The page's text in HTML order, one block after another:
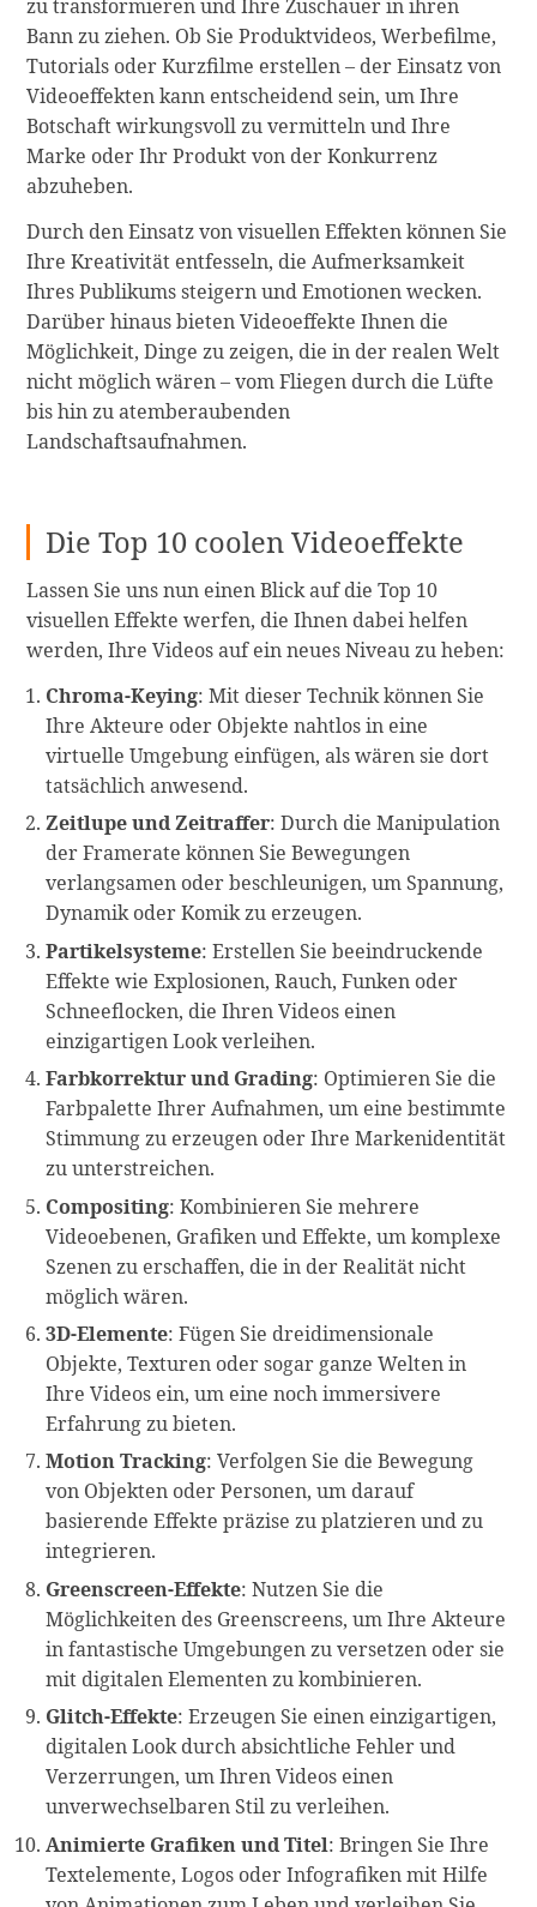
zu transformieren und Ihre Zuschauer in ihren
Bann zu ziehen. Ob Sie Produktvideos, Werbefilme,
Tutorials oder Kurzfilme erstellen – der Einsatz von
Videoeffekten kann entscheidend sein, um Ihre
Botschaft wirkungsvoll zu vermitteln und Ihre
Marke oder Ihr Produkt von der Konkurrenz
abzuheben.
Durch den Einsatz von visuellen Effekten können Sie
Ihre Kreativität entfesseln, die Aufmerksamkeit
Ihres Publikums steigern und Emotionen wecken.
Darüber hinaus bieten Videoeffekte Ihnen die
Möglichkeit, Dinge zu zeigen, die in der realen Welt
nicht möglich wären – vom Fliegen durch die Lüfte
bis hin zu atemberaubenden
Landschaftsaufnahmen.
Die Top 10 coolen Videoeffekte
Lassen Sie uns nun einen Blick auf die Top 10
visuellen Effekte werfen, die Ihnen dabei helfen
werden, Ihre Videos auf ein neues Niveau zu heben:
Chroma-Keying: Mit dieser Technik können Sie
Ihre Akteure oder Objekte nahtlos in eine
virtuelle Umgebung einfügen, als wären sie dort
tatsächlich anwesend.
Zeitlupe und Zeitraffer: Durch die Manipulation
der Framerate können Sie Bewegungen
verlangsamen oder beschleunigen, um Spannung,
Dynamik oder Komik zu erzeugen.
Partikelsysteme: Erstellen Sie beeindruckende
Effekte wie Explosionen, Rauch, Funken oder
Schneeflocken, die Ihren Videos einen
einzigartigen Look verleihen.
Farbkorrektur und Grading: Optimieren Sie die
Farbpalette Ihrer Aufnahmen, um eine bestimmte
Stimmung zu erzeugen oder Ihre Markenidentität
zu unterstreichen.
Compositing: Kombinieren Sie mehrere
Videoebenen, Grafiken und Effekte, um komplexe
Szenen zu erschaffen, die in der Realität nicht
möglich wären.
3D-Elemente: Fügen Sie dreidimensionale
Objekte, Texturen oder sogar ganze Welten in
Ihre Videos ein, um eine noch immersivere
Erfahrung zu bieten.
Motion Tracking: Verfolgen Sie die Bewegung
von Objekten oder Personen, um darauf
basierende Effekte präzise zu platzieren und zu
integrieren.
Greenscreen-Effekte: Nutzen Sie die
Möglichkeiten des Greenscreens, um Ihre Akteure
in fantastische Umgebungen zu versetzen oder sie
mit digitalen Elementen zu kombinieren.
Glitch-Effekte: Erzeugen Sie einen einzigartigen,
digitalen Look durch absichtliche Fehler und
Verzerrungen, um Ihren Videos einen
unverwechselbaren Stil zu verleihen.
Animierte Grafiken und Titel: Bringen Sie Ihre
Textelemente, Logos oder Infografiken mit Hilfe